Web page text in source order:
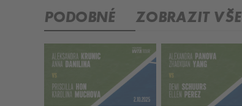
PODOBNÉ ZOBRAZIT VŠE